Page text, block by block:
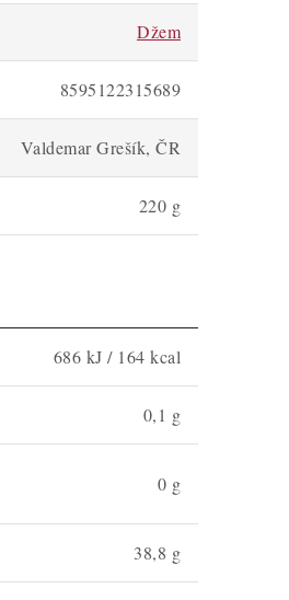
Džem
8595122315689
Valdemar Grešík, ČR
220 g
686 kJ / 164 kcal
0,1 g
0 g
38,8 g